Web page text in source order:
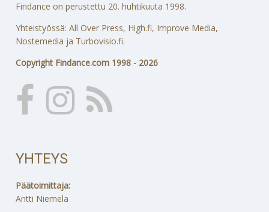
Findance on perustettu 20. huhtikuuta 1998.
Yhteistyössä: All Over Press, High.fi, Improve Media,
Nostemedia ja Turbovisio.fi.
Copyright Findance.com 1998 - 2026
YHTEYS
Päätoimittaja:
Antti Niemelä